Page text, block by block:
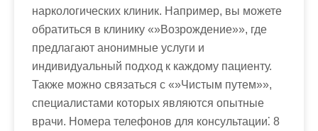
наркологических клиник. Например, вы можете
обратиться в клинику «»Возрождение»», где
предлагают анонимные услуги и
индивидуальный подход к каждому пациенту.
Также можно связаться с «»Чистым путем»»,
специалистами которых являются опытные
врачи. Номера телефонов для консультации⁚ 8